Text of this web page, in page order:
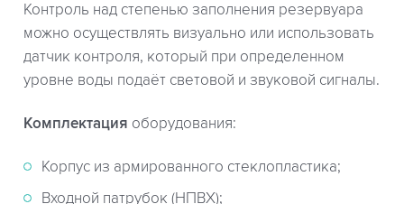
Контроль над степенью заполнения резервуара
можно осуществлять визуально или использовать
датчик контроля, который при определенном
уровне воды подаёт световой и звуковой сигналы.
Комплектация оборудования:
Корпус из армированного стеклопластика;
Входной патрубок (НПВХ);